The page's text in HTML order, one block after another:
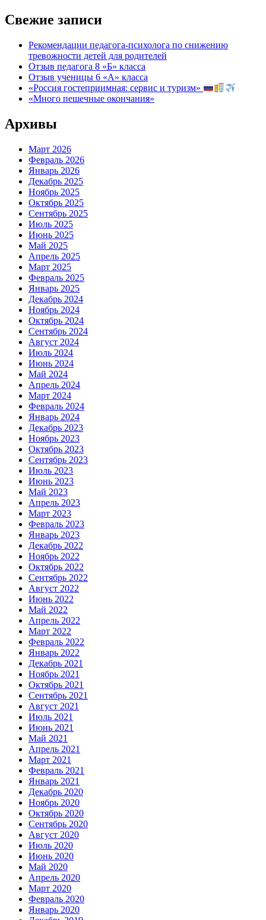
Свежие записи
Рекомендации педагога-психолога по снижению
тревожности детей для родителей
Отзыв педагога 8 «Б» класса
Отзыв ученицы 6 «А» класса
«Россия гостеприимная: сервис и туризм»
«Много пешечные окончания»
Архивы
Март 2026
Февраль 2026
Январь 2026
Декабрь 2025
Ноябрь 2025
Октябрь 2025
Сентябрь 2025
Июль 2025
Июнь 2025
Май 2025
Апрель 2025
Март 2025
Февраль 2025
Январь 2025
Декабрь 2024
Ноябрь 2024
Октябрь 2024
Сентябрь 2024
Август 2024
Июль 2024
Июнь 2024
Май 2024
Апрель 2024
Март 2024
Февраль 2024
Январь 2024
Декабрь 2023
Ноябрь 2023
Октябрь 2023
Сентябрь 2023
Июль 2023
Июнь 2023
Май 2023
Апрель 2023
Март 2023
Февраль 2023
Январь 2023
Декабрь 2022
Ноябрь 2022
Октябрь 2022
Сентябрь 2022
Август 2022
Июнь 2022
Май 2022
Апрель 2022
Март 2022
Февраль 2022
Январь 2022
Декабрь 2021
Ноябрь 2021
Октябрь 2021
Сентябрь 2021
Август 2021
Июль 2021
Июнь 2021
Май 2021
Апрель 2021
Март 2021
Февраль 2021
Январь 2021
Декабрь 2020
Ноябрь 2020
Октябрь 2020
Сентябрь 2020
Август 2020
Июль 2020
Июнь 2020
Май 2020
Апрель 2020
Март 2020
Февраль 2020
Январь 2020